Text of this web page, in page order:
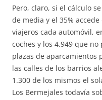
Pero, claro, si el cálculo
de media y el 35%
viajeros cada automóvil,
coches y los 4.949 que
plazas de aparcamientos
las calles de los barrios
1.300 de los mismos el
Los Bermejales todavía